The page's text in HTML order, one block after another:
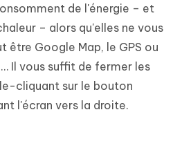
de l'énergie – et
– alors qu'elles ne vous
être Google Map, le GPS ou
Il vous suffit de fermer les
cliquant sur le bouton
l'écran vers la droite.